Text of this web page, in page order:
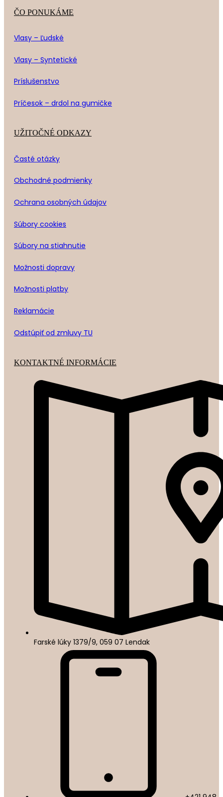
ČO PONUKÁME
Vlasy – Ľudské
Vlasy – Syntetické
Príslušenstvo
Príčesok – drdol na gumičke
UŽITOČNÉ ODKAZY
Časté otázky
Obchodné podmienky
Ochrana osobných údajov
Súbory cookies
Súbory na stiahnutie
Možnosti dopravy
Možnosti platby
Reklamácie
Odstúpiť od zmluvy TU
KONTAKTNÉ INFORMÁCIE
Farské lúky 1379/9, 059 07 Lendak